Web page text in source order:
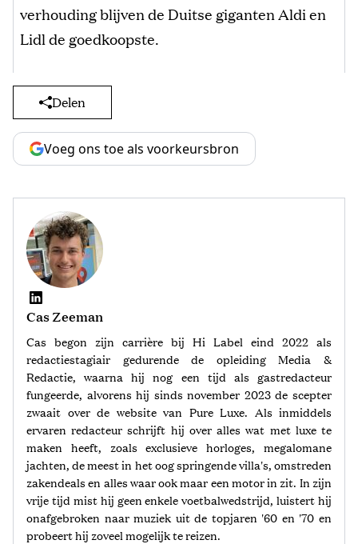
verhouding blijven de Duitse giganten Aldi en
Lidl de goedkoopste.
Delen
Voeg ons toe als voorkeursbron
Cas Zeeman
Cas begon zijn carrière bij Hi Label eind 2022 als
redactiestagiair gedurende de opleiding Media &
Redactie, waarna hij nog een tijd als gastredacteur
fungeerde, alvorens hij sinds november 2023 de scepter
zwaait over de website van Pure Luxe. Als inmiddels
ervaren redacteur schrijft hij over alles wat met luxe te
maken heeft, zoals exclusieve horloges, megalomane
jachten, de meest in het oog springende villa's, omstreden
zakendeals en alles waar ook maar een motor in zit. In zijn
vrije tijd mist hij geen enkele voetbalwedstrijd, luistert hij
onafgebroken naar muziek uit de topjaren '60 en '70 en
probeert hij zoveel mogelijk te reizen.